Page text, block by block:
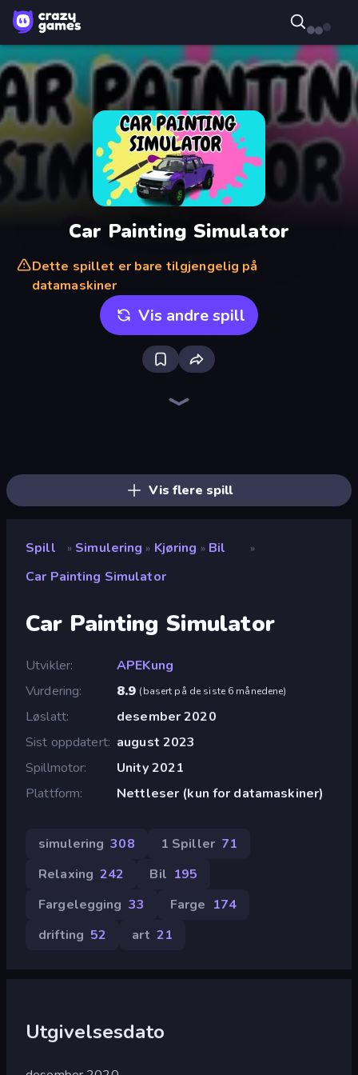
Car Painting Simulator
Dette spillet er bare tilgjengelig på
datamaskiner
Vis andre spill
Vis flere spill
Spill » Simulering » Kjøring » Bil »
Car Painting Simulator
Car Painting Simulator
Utvikler
APEKung
Vurdering
8.9 (basert på de siste 6 månedene)
Løslatt
desember 2020
Sist oppdatert august 2023
Spillmotor
Unity 2021
Plattform
Nettleser (kun for datamaskiner)
simulering 308 1 Spiller 71
Relaxing 242 Bil 195
Fargelegging 33 Farge 174
drifting 52 art 21
Utgivelsesdato